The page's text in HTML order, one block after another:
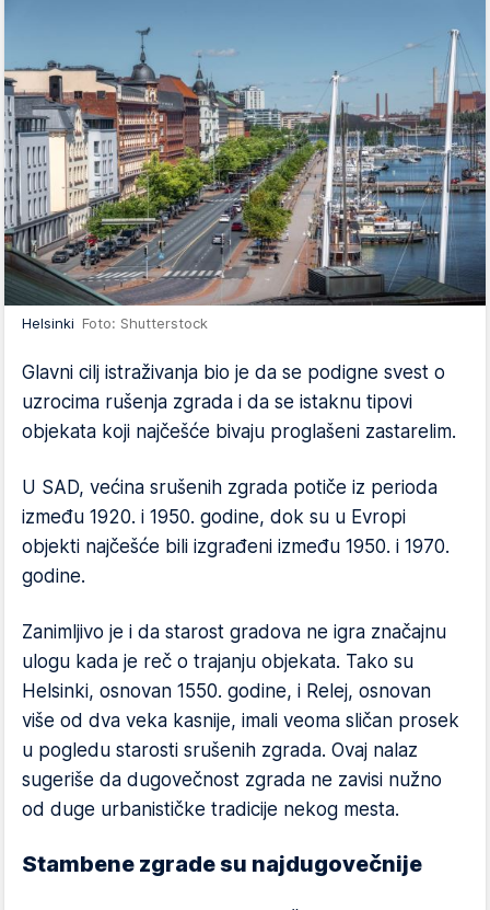
Helsinki Foto: Shutterstock
Glavni cilj istraživanja bio je da se podigne svest o
uzrocima rušenja zgrada i da se istaknu tipovi
objekata koji najčešće bivaju proglašeni zastarelim.
U SAD, većina srušenih zgrada potiče iz perioda
između 1920. i 1950. godine, dok su u Evropi
objekti najčešće bili izgrađeni između 1950. i 1970.
godine.
Zanimljivo je i da starost gradova ne igra značajnu
ulogu kada je reč o trajanju objekata. Tako su
Helsinki, osnovan 1550. godine, i Relej, osnovan
više od dva veka kasnije, imali veoma sličan prosek
u pogledu starosti srušenih zgrada. Ovaj nalaz
sugeriše da dugovečnost zgrada ne zavisi nužno
od duge urbanističke tradicije nekog mesta.
Stambene zgrade su najdugovečnije